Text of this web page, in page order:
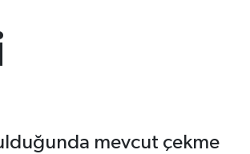
mevcut çekme